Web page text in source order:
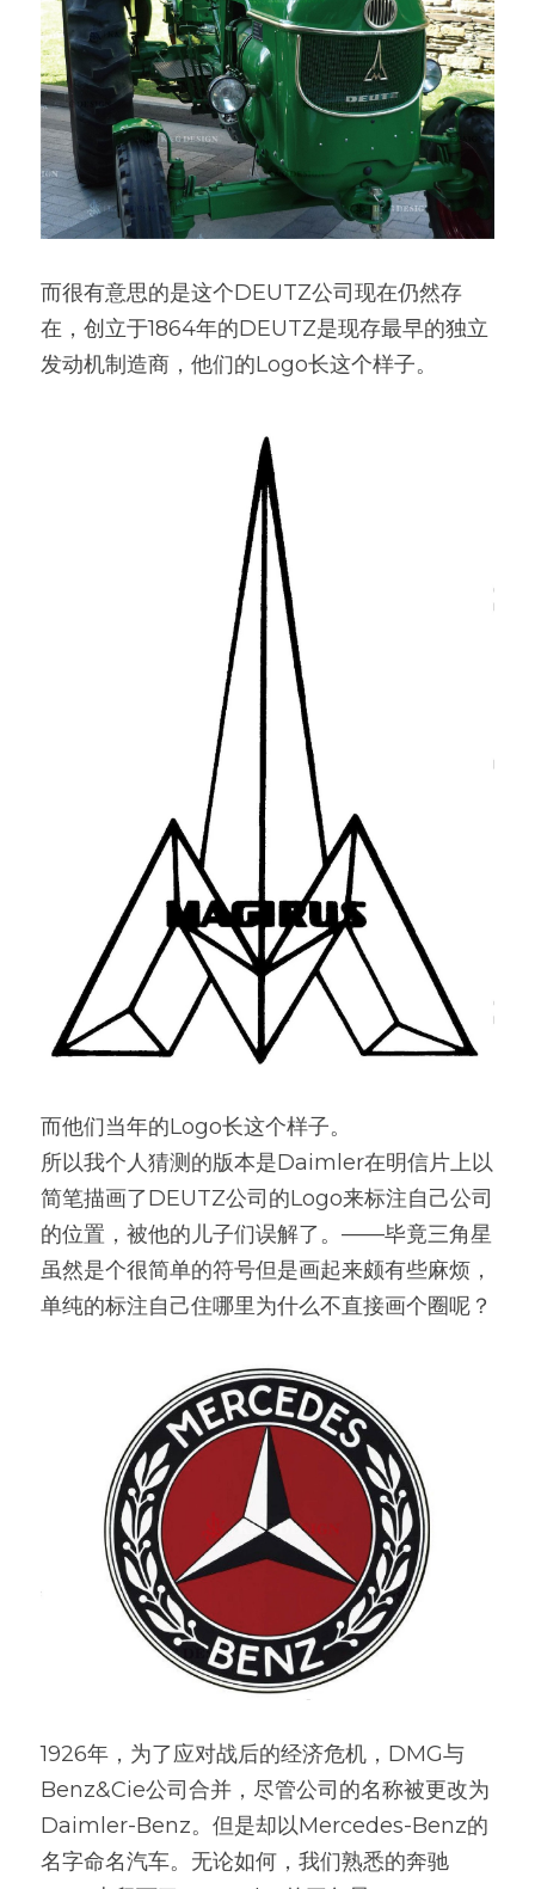
而很有意思的是这个DEUTZ公司现在仍然存
在，创立于1864年的DEUTZ是现存最早的独立
发动机制造商，他们的Logo长这个样子。
而他们当年的Logo长这个样子。
所以我个人猜测的版本是Daimler在明信片上以
简笔描画了DEUTZ公司的Logo来标注自己公司
的位置，被他的儿子们误解了。——毕竟三角星
虽然是个很简单的符号但是画起来颇有些麻烦，
单纯的标注自己住哪里为什么不直接画个圈呢？
1926年，为了应对战后的经济危机，DMG与
Benz&Cie公司合并，尽管公司的名称被更改为
Daimler-Benz。但是却以Mercedes-Benz的
名字命名汽车。无论如何，我们熟悉的奔驰